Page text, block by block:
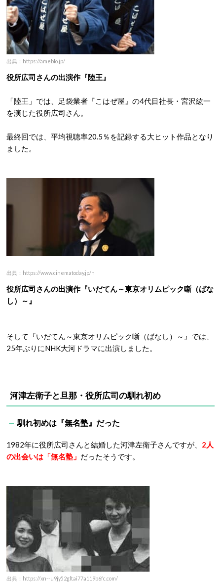
出典：https://ameblo.jp/
役所広司さんの出演作『陸王』
「陸王」では、足袋業者『こはぜ屋』の4代目社長・宮沢紘一
を演じた役所広司さん。
最終回では、平均視聴率20.5％を記録する大ヒット作品となり
ました。
出典：https://www.cinematoday.jp/n
役所広司さんの出演作『いだてん～東京オリムピック噺（ばな
し）～』
そして『いだてん～東京オリムピック噺（ばなし）～』では、
25年ぶりにNHK大河ドラマに出演しました。
河津左衛子と旦那・役所広司の馴れ初め
馴れ初めは『無名塾』だった
1982年に役所広司さんと結婚した河津左衛子さんですが、 2人
の出会いは「無名塾」 だったそうです。
出典：https://xn--u9jy52gltai77a119b6fc.com/